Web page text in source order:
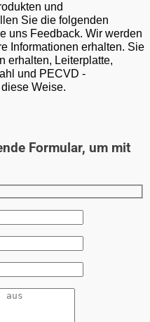
und
Sie die folgenden
uns Feedback. Wir werden
Informationen erhalten. Sie
erhalten, Leiterplatte,
und PECVD -
Weise.
Formular, um mit